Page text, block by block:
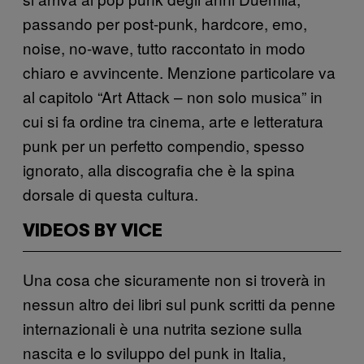
passando per post-punk, hardcore, emo,
noise, no-wave, tutto raccontato in modo
chiaro e avvincente. Menzione particolare va
al capitolo “Art Attack – non solo musica” in
cui si fa ordine tra cinema, arte e letteratura
punk per un perfetto compendio, spesso
ignorato, alla discografia che è la spina
dorsale di questa cultura.
VIDEOS BY VICE
Una cosa che sicuramente non si troverà in
nessun altro dei libri sul punk scritti da penne
internazionali è una nutrita sezione sulla
nascita e lo sviluppo del punk in Italia,